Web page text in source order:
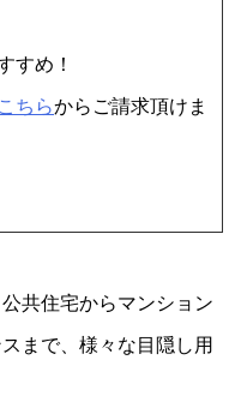
0
0
すめ！
こちらからご請求頂けま
共住宅からマンション
まで、様々な目隠し用